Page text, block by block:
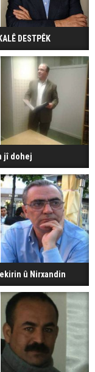
DESTPÊK
jî dohej
û Nirxandin